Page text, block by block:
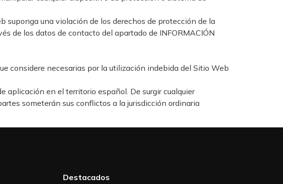
suponga una violación de los derechos de protección de la
de los datos de contacto del apartado de INFORMACIÓN
considere necesarias por la utilización indebida del Sitio Web
aplicación en el territorio español. De surgir cualquier
someterán sus conflictos a la jurisdicción ordinaria
Destacados